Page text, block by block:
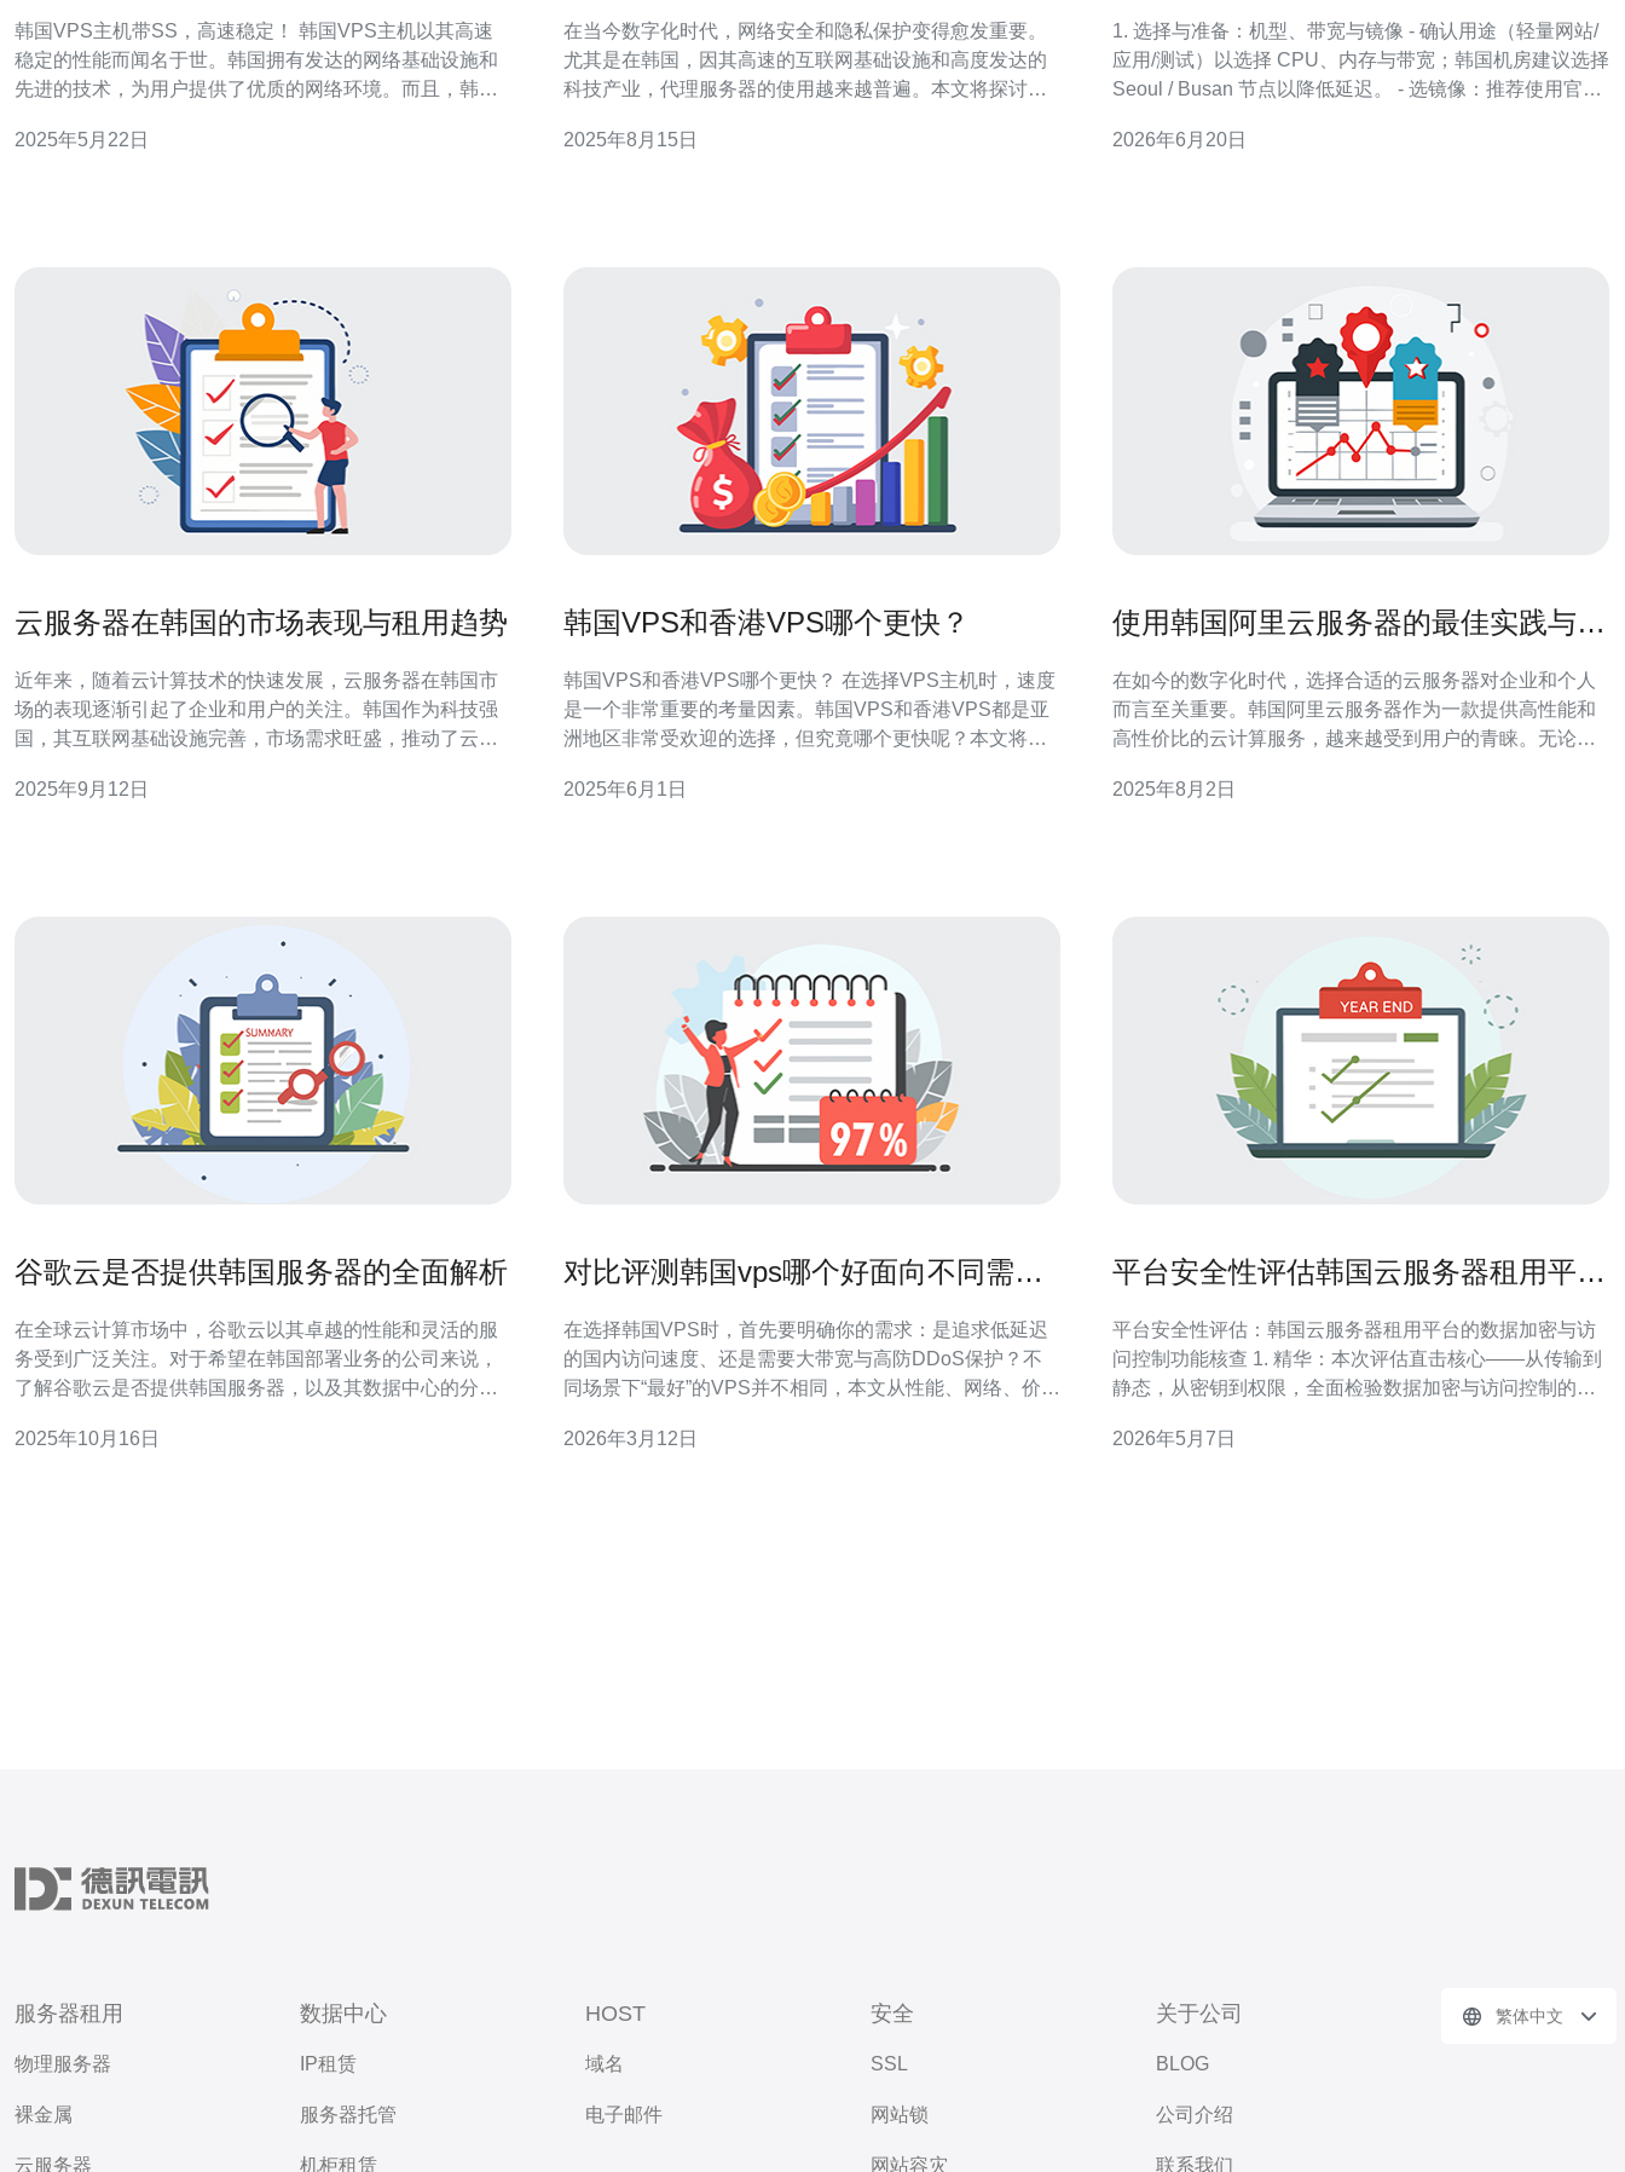
韩国VPS主机带SS，高速稳定！ 韩国VPS主机以其高速
稳定的性能而闻名于世。韩国拥有发达的网络基础设施和
先进的技术，为用户提供了优质的网络环境。而且，韩国
高速稳定连接的用户选择。 SS（Shadowsocks）是一种
2025年5月22日
在当今数字化时代，网络安全和隐私保护变得愈发重要。
尤其是在韩国，因其高速的互联网基础设施和高度发达的
科技产业，代理服务器的使用越来越普遍。本文将探讨代
帮助您选择最适合的服务器解决方案。 首先，什么是代理
2025年8月15日
1. 选择与准备：机型、带宽与镜像 - 确认用途（轻量网站/
应用/测试）以选择 CPU、内存与带宽；韩国机房建议选择
Seoul / Busan 节点以降低延迟。 - 选镜像：推荐使用官方
意出口带宽与回程质量。 - 在购买前查看是否支持快照、
2026年6月20日
云服务器在韩国的市场表现与租用趋势
近年来，随着云计算技术的快速发展，云服务器在韩国市
场的表现逐渐引起了企业和用户的关注。韩国作为科技强
国，其互联网基础设施完善，市场需求旺盛，推动了云服
现、租用趋势，以及未来的发展方向。 云服务器在韩国市
2025年9月12日
韩国VPS和香港VPS哪个更快？
韩国VPS和香港VPS哪个更快？ 在选择VPS主机时，速度
是一个非常重要的考量因素。韩国VPS和香港VPS都是亚
洲地区非常受欢迎的选择，但究竟哪个更快呢？本文将对
通常拥有较高的带宽和稳定的网络连接，适合需要高速访
2025年6月1日
使用韩国阿里云服务器的最佳实践与技
在如今的数字化时代，选择合适的云服务器对企业和个人
而言至关重要。韩国阿里云服务器作为一款提供高性能和
高性价比的云计算服务，越来越受到用户的青睐。无论是
云都能提供最佳的解决方案。本文将深入探讨使用韩国阿
2025年8月2日
谷歌云是否提供韩国服务器的全面解析
在全球云计算市场中，谷歌云以其卓越的性能和灵活的服
务受到广泛关注。对于希望在韩国部署业务的公司来说，
了解谷歌云是否提供韩国服务器，以及其数据中心的分
题，帮助企业做出明智的决策。 谷歌云在韩国提供哪些服
2025年10月16日
对比评测韩国vps哪个好面向不同需求
在选择韩国VPS时，首先要明确你的需求：是追求低延迟
的国内访问速度、还是需要大带宽与高防DDoS保护？不
同场景下“最好”的VPS并不相同，本文从性能、网络、价
同需求的优选推荐清单，方便你购买选择。 性能方面重点
2026年3月12日
平台安全性评估韩国云服务器租用平台
平台安全性评估：韩国云服务器租用平台的数据加密与访
问控制功能核查 1. 精华：本次评估直击核心——从传输到
静态，从密钥到权限，全面检验数据加密与访问控制的设
滥用、密钥管理松散与权限过宽，是导致数据泄露的主要
2026年5月7日
服务器租用
物理服务器
裸金属
云服务器
数据中心
IP租赁
服务器托管
机柜租赁
HOST
域名
电子邮件
安全
SSL
网站锁
网站容灾
关于公司
BLOG
公司介绍
联系我们
繁体中文